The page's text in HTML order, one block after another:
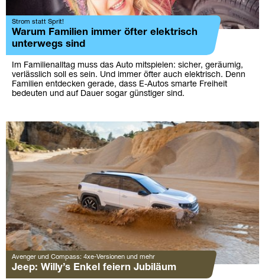
Strom statt Sprit!
Warum Familien immer öfter elektrisch
unterwegs sind
Im Familienalltag muss das Auto mitspielen: sicher, geräumig,
verlässlich soll es sein. Und immer öfter auch elektrisch. Denn
Familien entdecken gerade, dass E-Autos smarte Freiheit
bedeuten und auf Dauer sogar günstiger sind.
Avenger und Compass: 4xe-Versionen und mehr
Jeep: Willy’s Enkel feiern Jubiläum